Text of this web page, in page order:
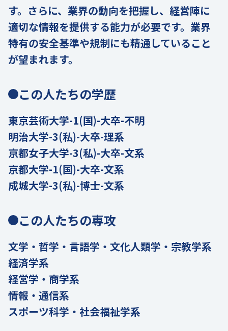
す。さらに、業界の動向を把握し、経営陣に
適切な情報を提供する能力が必要です。業界
特有の安全基準や規制にも精通していること
が望まれます。
この人たちの学歴
東京芸術大学-1(国)-大卒-不明
明治大学-3(私)-大卒-理系
京都女子大学-3(私)-大卒-文系
京都大学-1(国)-大卒-文系
成城大学-3(私)-博士-文系
この人たちの専攻
文学・哲学・言語学・文化人類学・宗教学系
経済学系
経営学・商学系
情報・通信系
スポーツ科学・社会福祉学系